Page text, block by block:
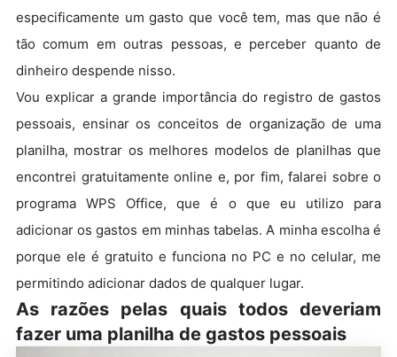
especificamente um gasto que você tem, mas que não é
tão comum em outras pessoas, e perceber quanto de
dinheiro despende nisso.
Vou explicar a grande importância do registro de gastos
pessoais, ensinar os conceitos de organização de uma
planilha, mostrar os melhores modelos de planilhas que
encontrei gratuitamente online e, por fim, falarei sobre o
programa WPS Office, que é o que eu utilizo para
adicionar os gastos em minhas tabelas. A minha escolha é
porque ele é gratuito e funciona no PC e no celular, me
permitindo adicionar dados de qualquer lugar.
As razões pelas quais todos deveriam
fazer uma planilha de gastos pessoais